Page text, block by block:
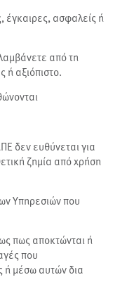
έγκαιρες, ασφαλείς ή
από τη
ή αξιόπιστο.
δεν ευθύνεται για
ζημία από χρήση
Υπηρεσιών που
πως αποκτώνται ή
που
ή μέσω αυτών δια